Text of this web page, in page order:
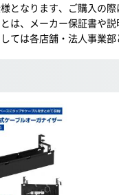
となります、ご購入の際
は、メーカー保証書や説
ては各店舗・法人事業部